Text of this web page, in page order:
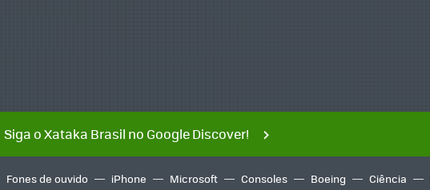
Siga o Xataka Brasil no Google Discover!
Fones de ouvido iPhone Microsoft Consoles Boeing Ciência